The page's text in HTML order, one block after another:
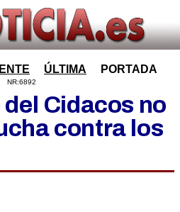
ÚLTIMA PORTADA
NR:6892
Cidacos no
contra los